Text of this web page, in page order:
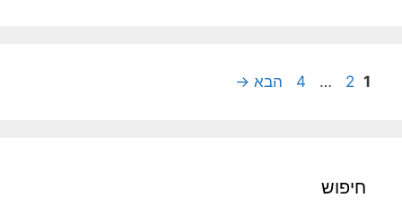
עמוד
1 עמוד
2
… עמוד
4 הבא →
חיפוש